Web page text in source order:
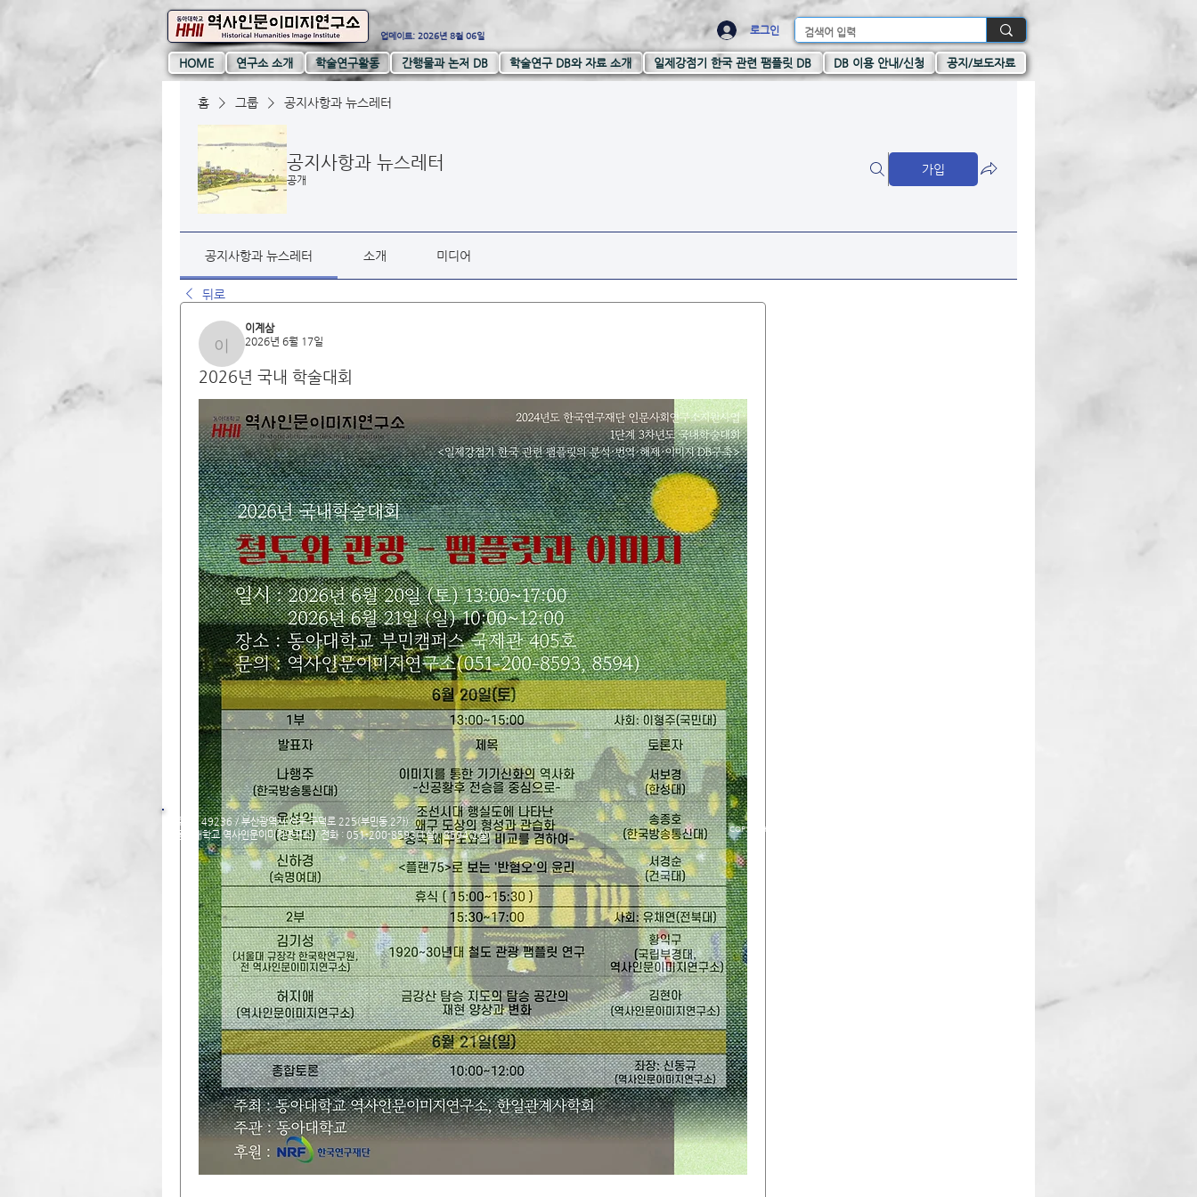
업데이트: 2026년 8월 06일 로그인
HOME 연구소 소개 학술연구활동 간행물과 논저 DB 학술연구 DB와 자료 소개 일제강점기 한국 관련 팸플릿 DB DB 이용 안내/신청 공지/보도자료
홈 그룹 공지사항과 뉴스레터
공지사항과 뉴스레터
공개
가입
공지사항과 뉴스레터 소개 미디어
뒤로
이계삼
이계삼
2026년 6월 17일
2026년 국내 학술대회
주소 : 49236 / 부산광역시 서구 구덕로 225(부민동 2가)
동아대학교 역사인문이미지연구소 / ​​전화 : 051-200-8593(1실), 8594(2실)
COPYRIGHT(C) 2019 DONG-A UNIVERSITY HHII ALLRIGHTS RESERVED(S.D.K)